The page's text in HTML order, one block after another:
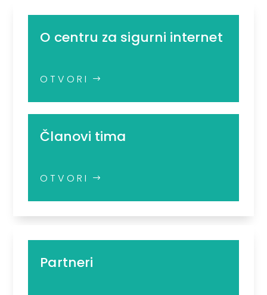
O centru za sigurni internet
OTVORI
Članovi tima
OTVORI
Partneri